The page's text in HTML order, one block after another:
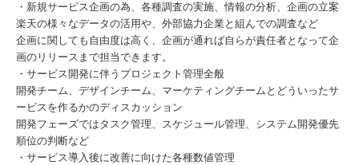
・新規サービス企画の為、各種調査の実施、情報の分析、企画の立案
楽天の様々なデータの活用や、外部協力企業と組んでの調査など
企画に関しても自由度は高く、企画が通れば自らが責任者となって企
画のリリースまで担当できます。
・サービス開発に伴うプロジェクト管理全般
開発チーム、デザインチーム、マーケティングチームとどういったサ
ービスを作るかのディスカッション
開発フェーズではタスク管理、スケジュール管理、システム開発優先
順位の判断など
・サービス導入後に改善に向けた各種数値管理